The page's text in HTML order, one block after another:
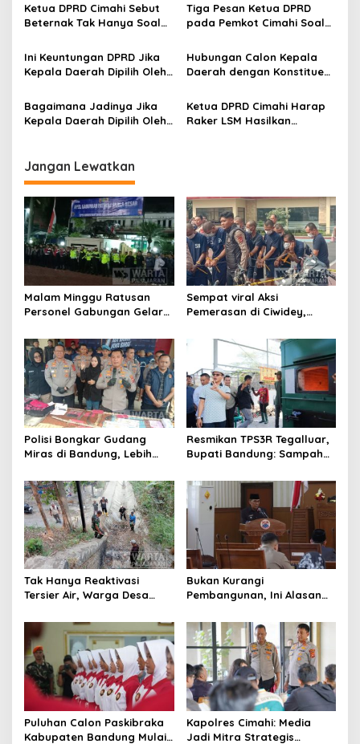
p
o
s
Pembahasan LPJ APBD 2025 Massal
Ketua DPRD Cimahi Sebut
Beternak Tak Hanya Soal
Ketahanan Pangan
Tiga Pesan Ketua DPRD
pada Pemkot Cimahi Soal
Ini Keuntungan DPRD Jika
Kepala Daerah Dipilih Oleh
Hubungan Calon Kepala
Daerah dengan Konstituen
Oleh DPRD
Bagaimana Jadinya Jika
Kepala Daerah Dipilih Oleh
Ketua DPRD Cimahi Harap
Raker LSM Hasilkan
Jangan Lewatkan
Malam Minggu Ratusan
Personel Gabungan Gelar
Besar Kabupaten Bandung
Sempat viral Aksi
Pemerasan di Ciwidey,
Pelaku
Polisi Bongkar Gudang
Miras di Bandung, Lebih
Resmikan TPS3R Tegalluar,
Bupati Bandung: Sampah
Pemerintah
Tak Hanya Reaktivasi
Tersier Air, Warga Desa
Alternatif di Padalarang
Bukan Kurangi
Pembangunan, Ini Alasan
Pengurangan Belanja
Daerah
Puluhan Calon Paskibraka
Kabupaten Bandung Mulai
Kapolres Cimahi: Media
Jadi Mitra Strategis